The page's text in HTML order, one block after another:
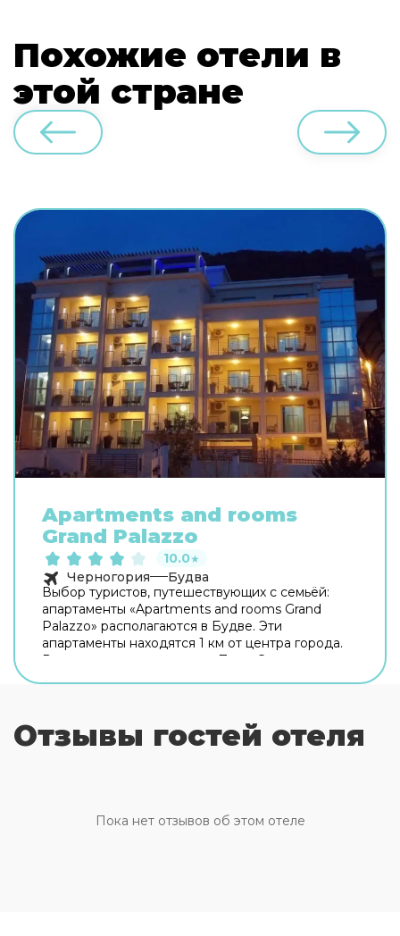
Похожие отели в
этой стране
Apartments and rooms
Grand Palazzo
10.0★
Черногория
Будва
Выбор туристов, путешествующих с семьёй:
апартаменты «Apartments and rooms Grand
Palazzo» располагаются в Будве. Эти
апартаменты находятся 1 км от центра города.
Рядом с апартаментами — Пляж Словенска,
бесплатный Wi-Fi. Специально для
автопутешественников организована парковка.
Отзывы гостей отеля
Пока нет отзывов об этом отеле